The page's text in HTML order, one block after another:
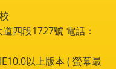
四段1727號 電話：
以上版本 ( 螢幕最